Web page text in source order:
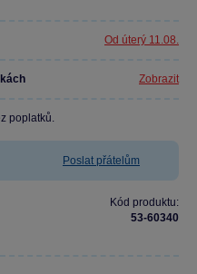
Od úterý 11.08.
Zobrazit
poplatků.
Poslat přátelům
Kód produktu:
53-60340